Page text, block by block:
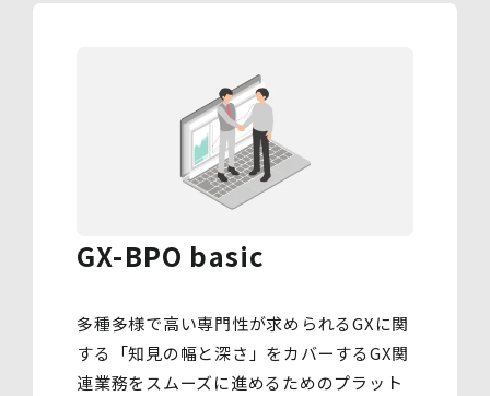
GX-BPO basic
多種多様で高い専門性が求められるGXに関
する「知見の幅と深さ」をカバーするGX関
連業務をスムーズに進めるためのプラット